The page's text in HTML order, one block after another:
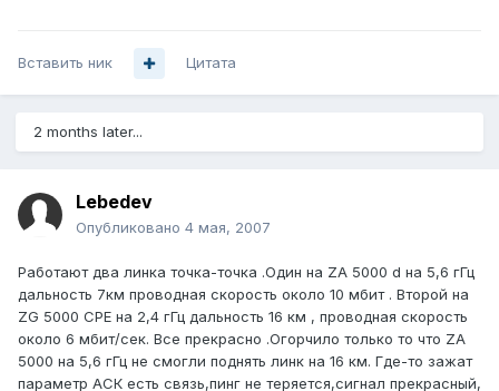
Вставить ник Цитата
2 months later...
Lebedev
Опубликовано 4 мая, 2007
Работают два линка точка-точка .Один на ZA 5000 d на 5,6 гГц
дальность 7км проводная скорость около 10 мбит . Второй на
ZG 5000 CPE на 2,4 гГц дальность 16 км , проводная скорость
около 6 мбит/сек. Все прекрасно .Огорчило только то что ZA
5000 на 5,6 гГц не смогли поднять линк на 16 км. Где-то зажат
параметр АСК есть связь,пинг не теряется,сигнал прекрасный,